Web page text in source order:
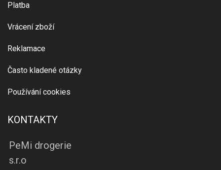
Platba
Vrácení zboží
Reklamace
Často kladené otázky
Používání cookies
KONTAKTY
PeMi drogerie
s.r.o